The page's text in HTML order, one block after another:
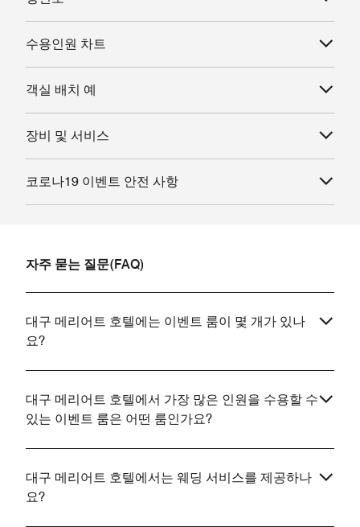
수용인원 차트
객실 배치 예
장비 및 서비스
코로나19 이벤트 안전 사항
자주 묻는 질문(FAQ)
대구 메리어트 호텔에는 이벤트 룸이 몇 개가 있나
요?
대구 메리어트 호텔에서 가장 많은 인원을 수용할 수
있는 이벤트 룸은 어떤 룸인가요?
대구 메리어트 호텔에서는 웨딩 서비스를 제공하나
요?